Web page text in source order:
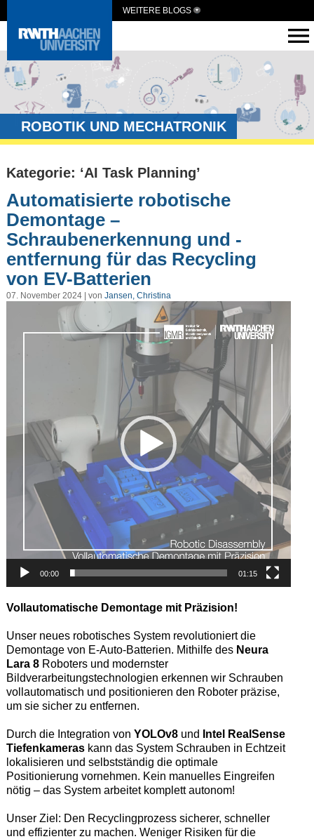
WEITERE BLOGS
ROBOTIK UND MECHATRONIK
Kategorie: ‘AI Task Planning’
Automatisierte robotische
Demontage –
Schraubenerkennung und -
entfernung für das Recycling
von EV-Batterien
07. November 2024 | von Jansen, Christina
00:00 01:15
Vollautomatische Demontage mit Präzision!
Unser neues robotisches System revolutioniert die
Demontage von E-Auto-Batterien. Mithilfe des Neura
Lara 8Roboters und modernster
Bildverarbeitungstechnologien erkennen wir Schrauben
vollautomatisch und positionieren den Roboter präzise,
um sie sicher zu entfernen.
Durch die Integration von YOLOv8und
Intel RealSense
Tiefenkameraskann das System Schrauben in Echtzeit
lokalisieren und selbstständig die optimale
Positionierung vornehmen. Kein manuelles Eingreifen
nötig – das System arbeitet komplett autonom!
Unser Ziel: Den Recyclingprozess sicherer, schneller
und effizienter zu machen. Weniger Risiken für die